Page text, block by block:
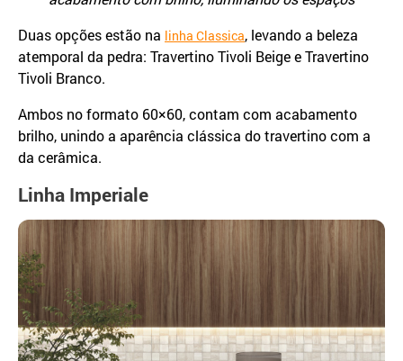
Duas opções estão na linha Classica, levando a beleza
atemporal da pedra: Travertino Tivoli Beige e Travertino
Tivoli Branco.
Ambos no formato 60×60, contam com acabamento
brilho, unindo a aparência clássica do travertino com a
da cerâmica.
Linha Imperiale